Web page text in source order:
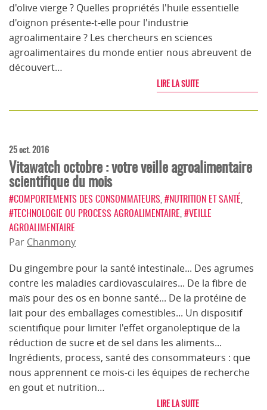
d'olive vierge ? Quelles propriétés l'huile essentielle
d'oignon présente-t-elle pour l'industrie
agroalimentaire ? Les chercheurs en sciences
agroalimentaires du monde entier nous abreuvent de
découvert…
LIRE LA SUITE
25 oct. 2016
Vitawatch octobre : votre veille agroalimentaire
scientifique du mois
#COMPORTEMENTS DES CONSOMMATEURS #NUTRITION ET SANTÉ
#TECHNOLOGIE OU PROCESS AGROALIMENTAIRE #VEILLE
AGROALIMENTAIRE
Par Chanmony
Du gingembre pour la santé intestinale... Des agrumes
contre les maladies cardiovasculaires... De la fibre de
maïs pour des os en bonne santé... De la protéine de
lait pour des emballages comestibles... Un dispositif
scientifique pour limiter l'effet organoleptique de la
réduction de sucre et de sel dans les aliments...
Ingrédients, process, santé des consommateurs : que
nous apprennent ce mois-ci les équipes de recherche
en gout et nutrition…
LIRE LA SUITE